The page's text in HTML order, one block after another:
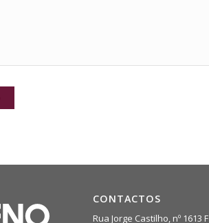
CONTACTOS
Rua Jorge Castilho, nº 1613 F